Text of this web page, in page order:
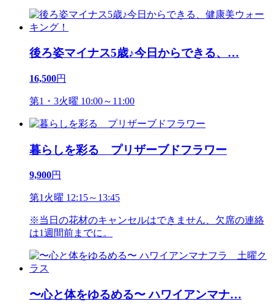
後ろ姿マイナス5歳♪今日からできる、 …
16,500円
第1・3火曜 10:00～11:00
暮らしを彩る プリザーブドフラワー
9,900円
第1火曜 12:15～13:45
※当日の花材のキャンセルはできません、欠席の連絡
は1週間前までに。
〜心と体をゆるめる〜 ハワイアンマナ…